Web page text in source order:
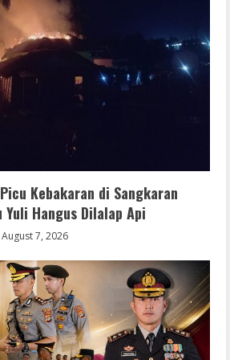
Kebakaran di Sangkaran
Hangus Dilalap Api
August 7, 2026